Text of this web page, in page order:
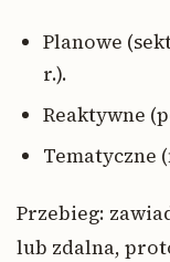
Planowe
r.).
Reaktywne
Tematyczne
Przebieg:
lub zdalna,